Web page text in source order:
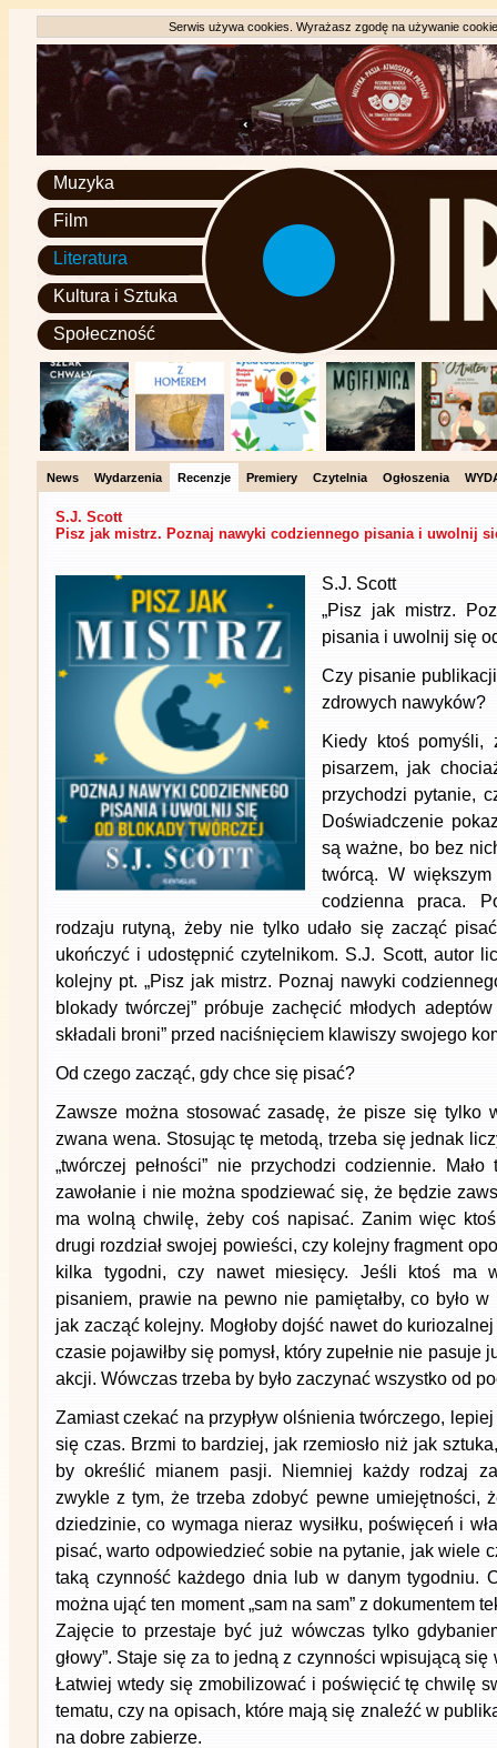
Serwis używa cookies. Wyrażasz zgodę na używanie
Muzyka
Film
Literatura
Kultura i Sztuka
Społeczność
News Wydarzenia Recenzje Premiery Czytelnia Ogłoszenia
S.J. Scott
Pisz jak mistrz. Poznaj nawyki codziennego pisania i uwolnij
S.J. Scott
„Pisz jak mistrz.
pisania i uwolnij się
Czy pisanie
zdrowych nawyków?
Kiedy ktoś pomyśli,
pisarzem, jak
przychodzi pytanie,
Doświadczenie
są ważne, bo bez
twórcą. W
codzienna praca.
rodzaju rutyną, żeby nie tylko udało się zacząć
ukończyć i udostępnić czytelnikom. S.J. Scott, autor
kolejny pt. „Pisz jak mistrz. Poznaj nawyki
blokady twórczej” próbuje zachęcić młodych
składali broni” przed naciśnięciem klawiszy swojego
Od czego zacząć, gdy chce się pisać?
Zawsze można stosować zasadę, że pisze się tylko
zwana wena. Stosując tę metodą, trzeba się jednak
„twórczej pełności” nie przychodzi codziennie.
zawołanie i nie można spodziewać się, że będzie
ma wolną chwilę, żeby coś napisać. Zanim więc
drugi rozdział swojej powieści, czy kolejny fragment
kilka tygodni, czy nawet miesięcy. Jeśli ktoś ma
pisaniem, prawie na pewno nie pamiętałby, co było
jak zacząć kolejny. Mogłoby dojść nawet do
czasie pojawiłby się pomysł, który zupełnie nie pasuje
akcji. Wówczas trzeba by było zaczynać wszystko od
Zamiast czekać na przypływ olśnienia twórczego,
się czas. Brzmi to bardziej, jak rzemiosło niż jak
by określić mianem pasji. Niemniej każdy rodzaj
zwykle z tym, że trzeba zdobyć pewne umiejętności,
dziedzinie, co wymaga nieraz wysiłku, poświęceń i
pisać, warto odpowiedzieć sobie na pytanie, jak wiele
taką czynność każdego dnia lub w danym tygodniu.
można ująć ten moment „sam na sam” z dokumentem
Zajęcie to przestaje być już wówczas tylko
głowy”. Staje się za to jedną z czynności wpisującą się
Łatwiej wtedy się zmobilizować i poświęcić tę chwilę
tematu, czy na opisach, które mają się znaleźć w
na dobre zabierze.